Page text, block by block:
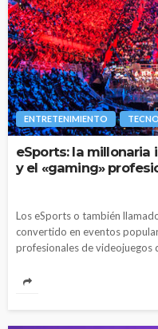
ENTRETENIMIENTO
eSports: la
y el «gaming»
Los eSports o también
convertido en eventos
profesionales de videojuegos